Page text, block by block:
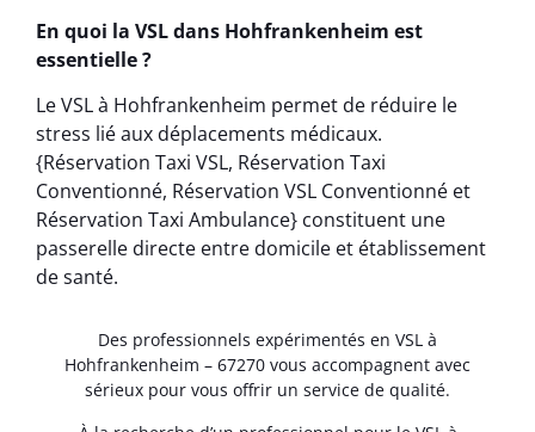
En quoi la VSL dans Hohfrankenheim est
essentielle ?
Le VSL à Hohfrankenheim permet de réduire le
stress lié aux déplacements médicaux.
{Réservation Taxi VSL, Réservation Taxi
Conventionné, Réservation VSL Conventionné et
Réservation Taxi Ambulance} constituent une
passerelle directe entre domicile et établissement
de santé.
Des professionnels expérimentés en VSL à
Hohfrankenheim – 67270 vous accompagnent avec
sérieux pour vous offrir un service de qualité.